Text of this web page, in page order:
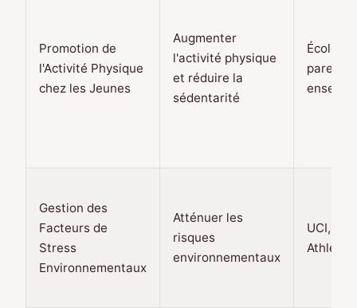
Promotion de
l'Activité Physique
chez les Jeunes
Augmenter
l'activité physique
et réduire la
sédentarité
Écoles,
parents,
Gestion des
Facteurs de
Stress
Environnementaux
Atténuer les
risques
environnementaux
UCI,
Athletics